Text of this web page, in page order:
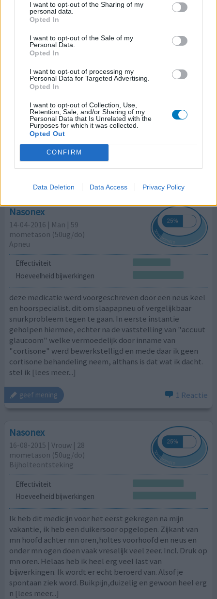
I want to opt-out of the Sharing of my
personal data.
Opted In
I want to opt-out of the Sale of my
Personal Data.
Opted In
I want to opt-out of processing my
Personal Data for Targeted Advertising.
Opted In
I want to opt-out of Collection, Use,
Retention, Sale, and/or Sharing of my
Personal Data that Is Unrelated with the
Purposes for which it was collected.
Opted Out
CONFIRM
Data Deletion Data Access Privacy Policy
Nasonex
22-08-2016 | Vrouw | 40
mometason (50ug/do)
Effectiviteit
Nasonex gaf mij een verslavend gevoel. Bij het stoppen
ervan was ik 3 weken moe en depressief, omdat mijn
bijnieren zich weer moesten leren aan te passen. Ik vind
het zwaar spul.
Nasonex
14-04-2016 | Man | 59
mometason (50ug/do)
Apneu
Effectiviteit
Hoeveelheid bijwerkingen
deze medicatie werd voorgeschreven door een neus keel
en hoorspecialist. dit om slaapapneu of vergelijkbaar
snurkprobleem tegen te gaan. In eerste instantie
geholpen hiermee, echter na de vaststelling van "accuut
glaucoom" welke vermoedelijk door inname van
"cortisone" werd bewerkstelligd en mede daar ik geen
cortisone behandeling neem, althans is dat wat ik dacht.
stel ik [lees meer...]
geef mening 1 Reactie
Nasonex
16-08-2015 | Vrouw | 28
mometason (50ug/do)
Bijholteontsteking
Effectiviteit
Hoeveelheid bijwerkingen
Ik heb dit medicijn voor het eerst gekregen na mijn
vakantie, ik heb een duikersoor opgelopen. Zijkant van
mn hoofd achter mn oren,holtes voorhoofd en neus en
onder mn ogen doen vaak vreselijk veel zeer. Incl. Druk op
mn oren. Helaas heb ik heel erg veel last van
bijwerkingen. Ik wordt er echt beroerd van. Alsof je
spontaan ziek word. Buikpijn,duizelig en gewoon heel erg
n [lees meer...]